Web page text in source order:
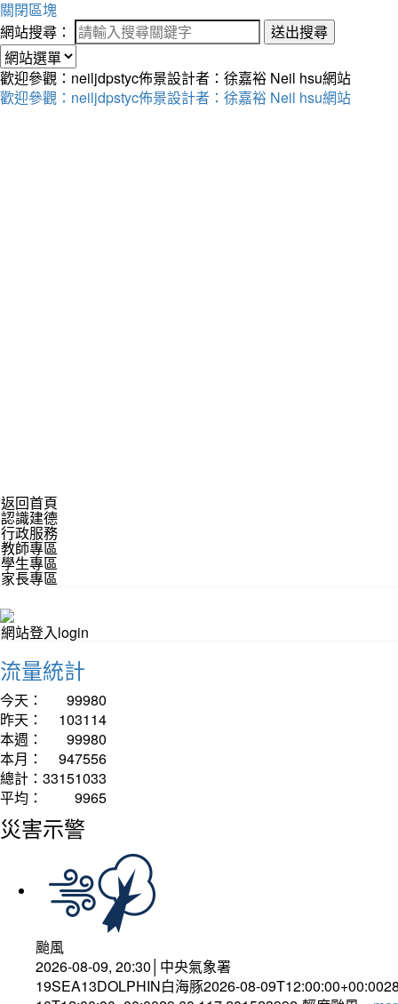
關閉區塊
網站搜尋：
送出搜尋
歡迎參觀：neiljdpstyc佈景設計者：徐嘉裕 Neil hsu網站
歡迎參觀：neiljdpstyc佈景設計者：徐嘉裕 Neil hsu網站
返回首頁
認識建德
行政服務
教師專區
學生專區
家長專區
網站登入login
流量統計
今天：
99980
昨天：
103114
本週：
99980
本月：
947556
總計： 33151033
平均：
9965
災害示警
颱風
2026-08-09, 20:30│中央氣象署
19SEA13DOLPHIN白海豚2026-08-